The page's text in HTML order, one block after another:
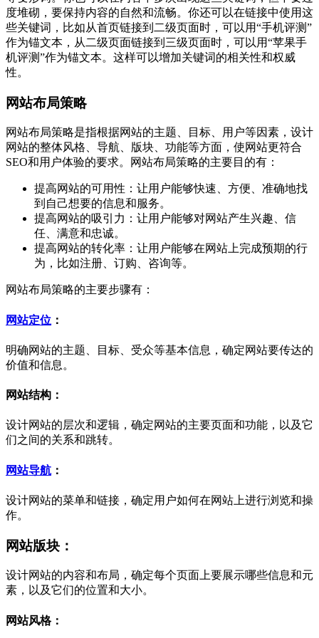
度堆砌，要保持内容的自然和流畅。你还可以在链接中使用这
些关键词，比如从首页链接到二级页面时，可以用“手机评测”
作为锚文本，从二级页面链接到三级页面时，可以用“苹果手
机评测”作为锚文本。这样可以增加关键词的相关性和权威
性。
网站布局策略
网站布局策略是指根据网站的主题、目标、用户等因素，设计
网站的整体风格、导航、版块、功能等方面，使网站更符合
SEO和用户体验的要求。网站布局策略的主要目的有：
提高网站的可用性：让用户能够快速、方便、准确地找
到自己想要的信息和服务。
提高网站的吸引力：让用户能够对网站产生兴趣、信
任、满意和忠诚。
提高网站的转化率：让用户能够在网站上完成预期的行
为，比如注册、订购、咨询等。
网站布局策略的主要步骤有：
网站定位 ：
明确网站的主题、目标、受众等基本信息，确定网站要传达的
价值和信息。
网站结构：
设计网站的层次和逻辑，确定网站的主要页面和功能，以及它
们之间的关系和跳转。
网站导航 ：
设计网站的菜单和链接，确定用户如何在网站上进行浏览和操
作。
网站版块：
设计网站的内容和布局，确定每个页面上要展示哪些信息和元
素，以及它们的位置和大小。
网站风格：